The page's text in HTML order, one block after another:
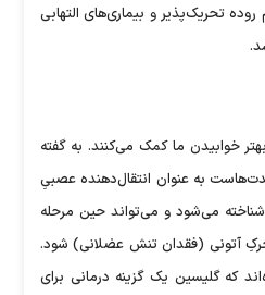
تحریک‌پذیر و بیماری‌های التهابی
خوابیدن ما کمک می‌کنند. به گفته‌
به عنوان انتقال‌دهنده‌ عصبیِ
شناخته می‌شود و می‌تواند حین مرحله‌
آتونی (فقدان تنش عضلانی) شود.
که گلیسین یک گزینه‌ درمانی برای